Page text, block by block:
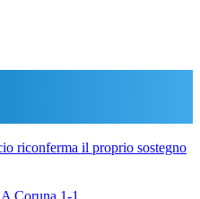
riconferma il proprio sostegno
Coruna 1-1